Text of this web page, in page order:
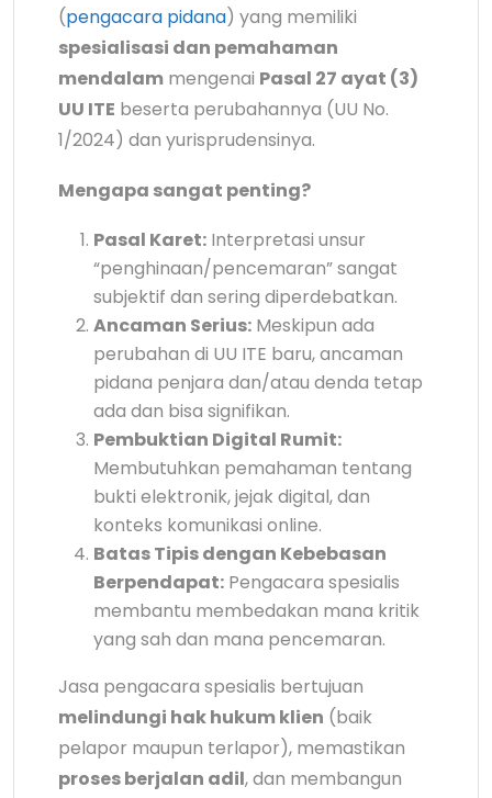
(pengacara pidana) yang memiliki
spesialisasi dan pemahaman
mendalam mengenai Pasal 27 ayat (3)
UU ITE beserta perubahannya (UU No.
1/2024) dan yurisprudensinya.
Mengapa sangat penting?
Pasal Karet: Interpretasi unsur
“penghinaan/pencemaran” sangat
subjektif dan sering diperdebatkan.
Ancaman Serius: Meskipun ada
perubahan di UU ITE baru, ancaman
pidana penjara dan/atau denda tetap
ada dan bisa signifikan.
Pembuktian Digital Rumit:
Membutuhkan pemahaman tentang
bukti elektronik, jejak digital, dan
konteks komunikasi online.
Batas Tipis dengan Kebebasan
Berpendapat: Pengacara spesialis
membantu membedakan mana kritik
yang sah dan mana pencemaran.
Jasa pengacara spesialis bertujuan
melindungi hak hukum klien (baik
pelapor maupun terlapor), memastikan
proses berjalan adil, dan membangun